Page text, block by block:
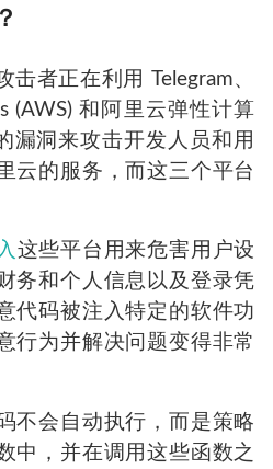
者正在利用 Telegram、
(AWS) 和阿里云弹性计算
漏洞来攻击开发人员和用
云的服务，而这三个平台
这些平台用来危害用户设
务和个人信息以及登录凭
代码被注入特定的软件功
行为并解决问题变得非常
不会自动执行，而是策略
中，并在调用这些函数之